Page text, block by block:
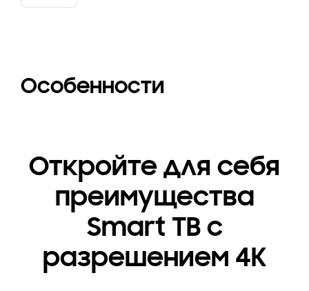
Особенности
Откройте для себя
преимущества
Smart ТВ с
разрешением 4К